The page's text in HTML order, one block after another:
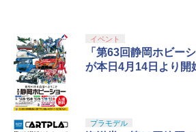
イベント
「第63回静岡ホビー
が本日4月14日より開
プラモデル